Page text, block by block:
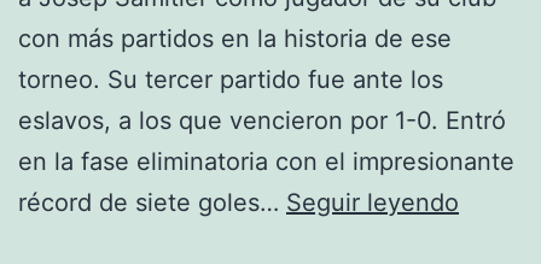
con más partidos en la historia de ese
torneo. Su tercer partido fue ante los
eslavos, a los que vencieron por 1-0. Entró
en la fase eliminatoria con el impresionante
récord de siete goles… Seguir leyendo